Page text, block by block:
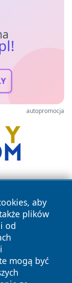
autopromocja
aby
plików
od
mogą być
prawa